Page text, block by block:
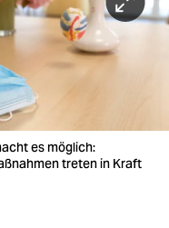
es möglich:
treten in Kraft